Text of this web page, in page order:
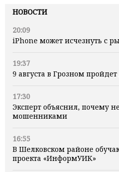
НОВОСТИ
20:09
iPhone может исчезнуть с
19:37
9 августа в Грозном
17:30
Эксперт объяснил, почему
мошенниками
16:55
В Шелковском районе
проекта «ИнформУИК»